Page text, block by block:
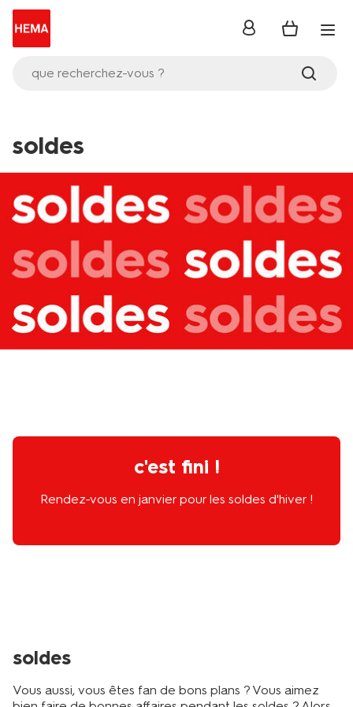
que recherchez-vous ?
se
soldes
c'est fini !
Rendez-vous en janvier pour les soldes d'hiver !
soldes
Vous aussi, vous êtes fan de bons plans ? Vous aimez